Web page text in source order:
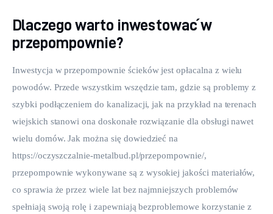
Dlaczego warto inwestować w
przepompownie?
Inwestycja w przepompownie ścieków jest opłacalna z wielu
powodów. Przede wszystkim wszędzie tam, gdzie są problemy z
szybki podłączeniem do kanalizacji, jak na przykład na terenach
wiejskich stanowi ona doskonałe rozwiązanie dla obsługi nawet
wielu domów. Jak można się dowiedzieć na
https://oczyszczalnie-metalbud.pl/przepompownie/,
przepompownie wykonywane są z wysokiej jakości materiałów,
co sprawia że przez wiele lat bez najmniejszych problemów
spełniają swoją rolę i zapewniają bezproblemowe korzystanie z